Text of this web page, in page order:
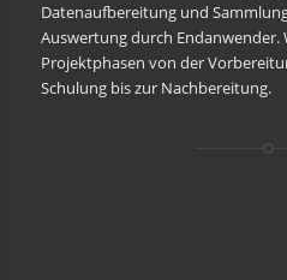
Datenaufbereitung und
Auswertung durch Endanwender.
Projektphasen von der
Schulung bis zur Nachbereitung.